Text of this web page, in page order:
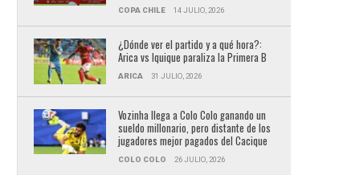
COPA CHILE 14 JULIO, 2026
¿Dónde ver el partido y a qué hora?:
Arica vs Iquique paraliza la Primera B
ARICA 31 JULIO, 2026
Vozinha llega a Colo Colo ganando un
sueldo millonario, pero distante de los
jugadores mejor pagados del Cacique
COLO COLO 26 JULIO, 2026